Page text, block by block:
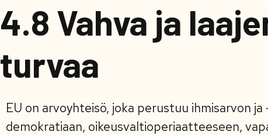
4.8 Vahva ja
turvaa
EU on arvoyhteisö, joka perustuu ihmisarvon
demokratiaan, oikeusvaltioperiaatteeseen,